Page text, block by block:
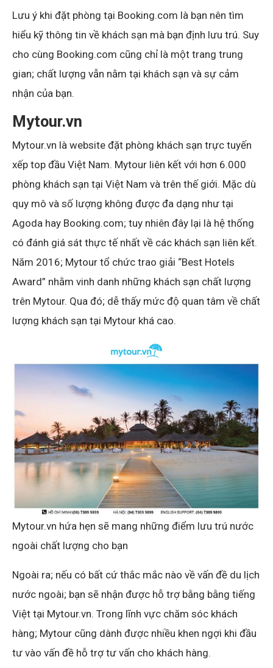
Lưu ý khi đặt phòng tại Booking.com là bạn nên tìm
hiểu kỹ thông tin về khách sạn mà bạn định lưu trú. Suy
cho cùng Booking.com cũng chỉ là một trang trung
gian; chất lượng vẫn nằm tại khách sạn và sự cảm
nhận của bạn.
Mytour.vn
Mytour.vn là website đặt phòng khách sạn trực tuyến
xếp top đầu Việt Nam. Mytour liên kết với hơn 6.000
phòng khách sạn tại Việt Nam và trên thế giới. Mặc dù
quy mô và số lượng không được đa dạng như tại
Agoda hay Booking.com; tuy nhiên đây lại là hệ thống
có đánh giá sát thực tế nhất về các khách sạn liên kết.
Năm 2016; Mytour tổ chức trao giải “Best Hotels
Award” nhằm vinh danh những khách sạn chất lượng
trên Mytour. Qua đó; dễ thấy mức độ quan tâm về chất
lượng khách sạn tại Mytour khá cao.
Mytour.vn hứa hẹn sẽ mang những điểm lưu trú nước
ngoài chất lượng cho bạn
Ngoài ra; nếu có bất cứ thắc mắc nào về vấn đề du lịch
nước ngoài; bạn sẽ nhận được hỗ trợ bằng bằng tiếng
Việt tại Mytour.vn. Trong lĩnh vực chăm sóc khách
hàng; Mytour cũng dành được nhiều khen ngợi khi đầu
tư vào vấn đề hỗ trợ tư vấn cho khách hàng.